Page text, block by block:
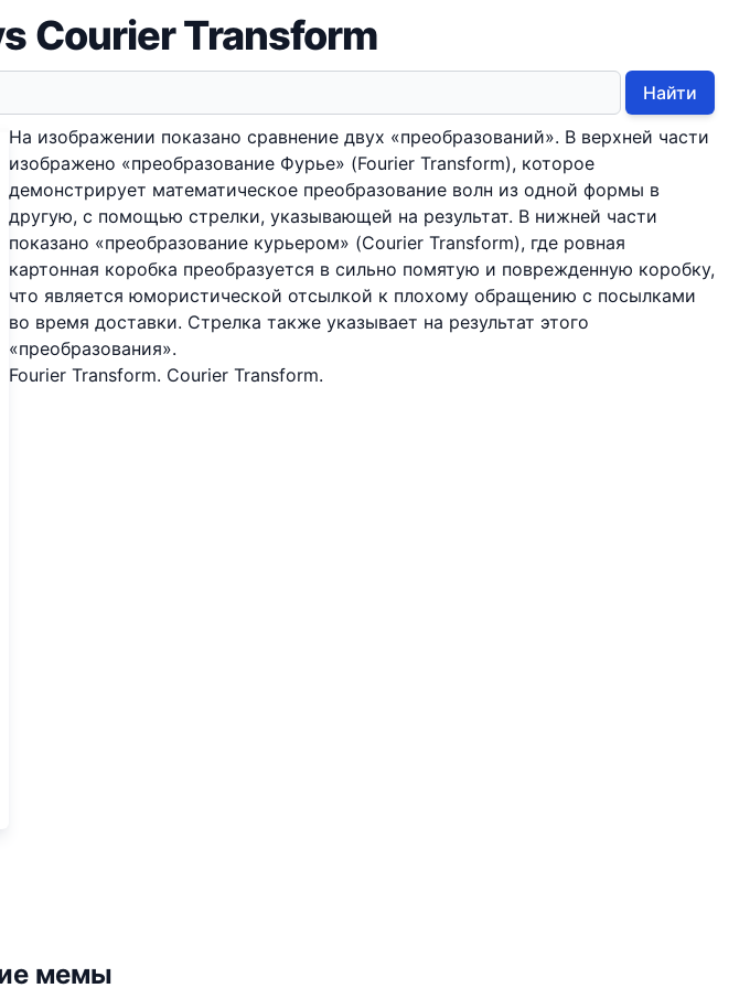
Courier Transform
Найти
На изображении показано сравнение двух «преобразований». В верхней части
изображено «преобразование Фурье» (Fourier Transform), которое
демонстрирует математическое преобразование волн из одной формы в
другую, с помощью стрелки, указывающей на результат. В нижней части
показано «преобразование курьером» (Courier Transform), где ровная
картонная коробка преобразуется в сильно помятую и поврежденную коробку,
что является юмористической отсылкой к плохому обращению с посылками
во время доставки. Стрелка также указывает на результат этого
«преобразования».
Fourier Transform. Courier Transform.
мемы